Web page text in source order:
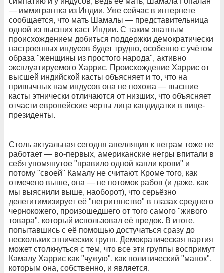
— иммигрантка из Индии. Уже сейчас в интернете
сообщается, что мать Шамалы — представительница
одной из высших каст Индии. С таким знатным
происхождением добиться поддержки демократически
настроенных индусов будет трудно, особенно с учётом
образа "женщины из простого народа", активно
эксплуатируемого Харрис. Происхождение Харрис от
высшей индийской касты объясняет и то, что на
привычных нам индусов она не похожа — высшие
касты этнически отличаются от низших, что объясняет
отчасти европейские черты лица кандидатки в вице-
президенты.
Столь актуальная сегодня апелляция к неграм тоже не
работает — во-первых, американские негры впитали в
себя упомянутое "правило одной капли крови" и
потому "своей" Камалу не считают. Кроме того, как
отмечено выше, она — не потомок рабов (и даже, как
мы выяснили выше, наоборот), что серьёзно
делегитимизирует её "негритянство" в глазах среднего
чернокожего, произошедшего от того самого "живого
товара", который использовал её предок. В итоге,
попытавшись с её помощью достучаться сразу до
нескольких этнических групп, Демократическая партия
может столкнуться с тем, что все эти группы воспримут
Камалу Харрис как "чужую", как политический "манок",
которым она, собственно, и является.